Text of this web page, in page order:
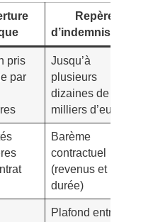
Repère
d’indemnisation
pris
par
Jusqu’à
plusieurs
dizaines de
milliers d’euros
Barème
contractuel
(revenus et
durée)
Plafond entre